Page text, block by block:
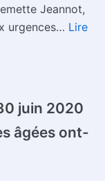
Jeannot,
urgences… Lire
juin 2020
âgées ont-